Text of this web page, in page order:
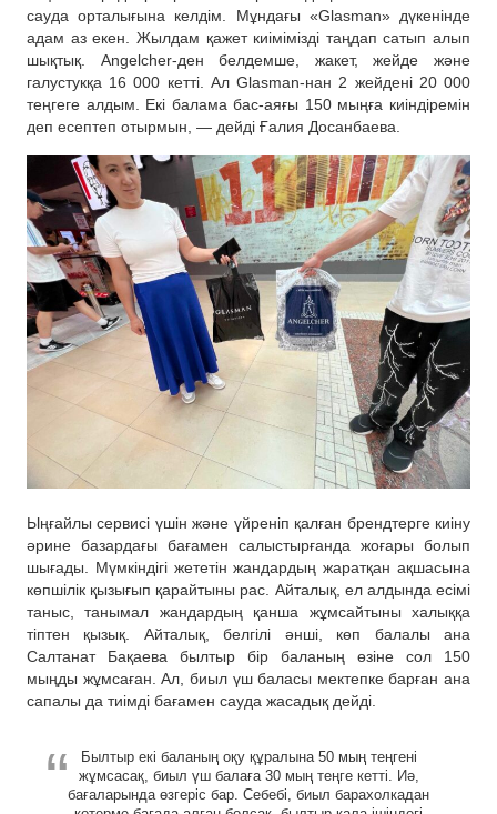
сауда орталығына келдім. Мұндағы «Glasman» дүкенінде
адам аз екен. Жылдам қажет киімімізді таңдап сатып алып
шықтық. Angelcher-ден белдемше, жакет, жейде және
галустукқа 16 000 кетті. Ал Glasman-нан 2 жейдені 20 000
теңгеге алдым. Екі балама бас-аяғы 150 мыңға киіндіремін
деп есептеп отырмын, — дейді Ғалия Досанбаева.
Ыңғайлы сервисі үшін және үйреніп қалған брендтерге киіну
әрине базардағы бағамен салыстырғанда жоғары болып
шығады. Мүмкіндігі жететін жандардың жаратқан ақшасына
көпшілік қызығып қарайтыны рас. Айталық, ел алдында есімі
таныс, танымал жандардың қанша жұмсайтыны халыққа
тіптен қызық. Айталық, белгілі әнші, көп балалы ана
Салтанат Бақаева былтыр бір баланың өзіне сол 150
мыңды жұмсаған. Ал, биыл үш баласы мектепке барған ана
сапалы да тиімді бағамен сауда жасадық дейді.
Былтыр екі баланың оқу құралына 50 мың теңгені
жұмсасақ, биыл үш балаға 30 мың теңге кетті. Иә,
бағаларында өзгеріс бар. Себебі, биыл барахолкадан